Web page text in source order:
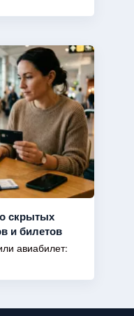
о скрытых
и билетов
авиабилет: